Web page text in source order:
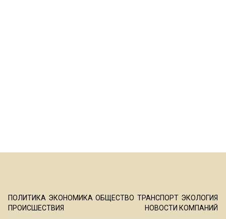
ПОЛИТИКА ЭКОНОМИКА ОБЩЕСТВО ТРАНСПОРТ ЭКОЛОГИЯ
ПРОИСШЕСТВИЯ
НОВОСТИ КОМПАНИЙ